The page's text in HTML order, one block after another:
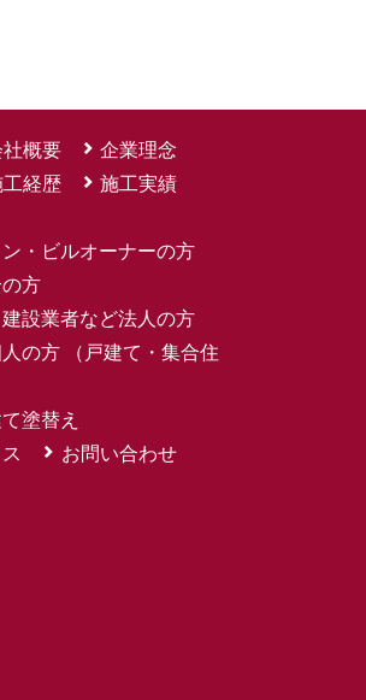
社概要
企業理念
工経歴
施工実績
・ビルオーナーの方
方
設業者など法人の方
の方 （戸建て・集合住
塗替え
お問い合わせ